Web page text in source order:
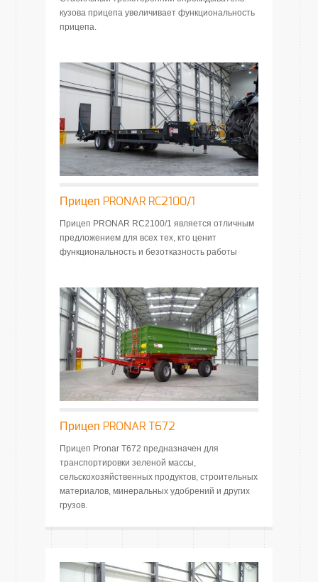
кузова прицепа увеличивает функциональность
прицепа.
Прицеп PRONAR RC2100/1
Прицеп PRONAR RC2100/1 является отличным
предложением для всех тех, кто ценит
функциональность и безотказность работы
Прицеп PRONAR T672
Прицеп Pronar T672 предназначен для
транспортировки зеленой массы,
сельскохозяйственных продуктов, строительных
материалов, минеральных удобрений и других
грузов.